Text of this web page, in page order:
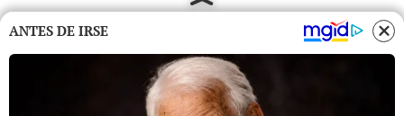
ANTES DE IRSE